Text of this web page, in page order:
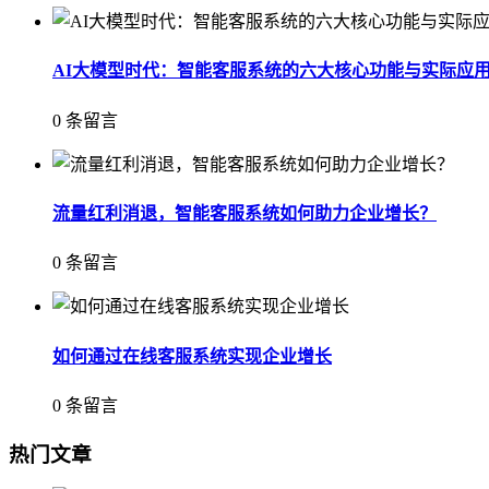
AI大模型时代：智能客服系统的六大核心功能与实际应
0 条留言
流量红利消退，智能客服系统如何助力企业增长？
0 条留言
如何通过在线客服系统实现企业增长
0 条留言
热门文章